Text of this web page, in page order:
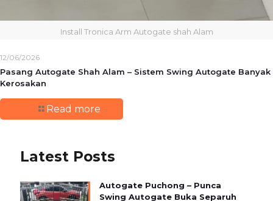
Install Tronica Arm Autogate shah Alam
12/06/2026
Pasang Autogate Shah Alam – Sistem Swing Autogate Banyak
Kerosakan
Read more
Latest Posts
Autogate Puchong – Punca
Swing Autogate Buka Separuh